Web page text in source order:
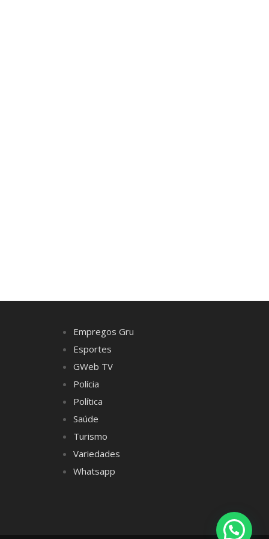
Empregos Gru
Esportes
GWeb TV
Polícia
Política
Saúde
Turismo
Variedades
Whatsapp